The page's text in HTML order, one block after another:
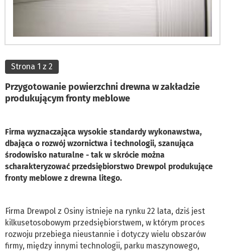
Strona 1 z 2
Przygotowanie powierzchni drewna w zakładzie
produkującym fronty meblowe
Firma wyznaczająca wysokie standardy wykonawstwa,
dbająca o rozwój wzornictwa i technologii, szanująca
środowisko naturalne - tak w skrócie można
scharakteryzować przedsiębiorstwo Drewpol produkujące
fronty meblowe z drewna litego.
Firma Drewpol z Osiny istnieje na rynku 22 lata, dziś jest
kilkusetosobowym przedsiębiorstwem, w którym proces
rozwoju przebiega nieustannie i dotyczy wielu obszarów
firmy, między innymi technologii, parku maszynowego,